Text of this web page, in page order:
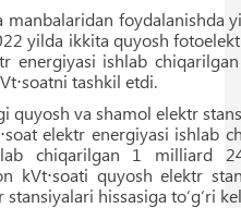
manbalaridan foydalanishda
yilda ikkita quyosh
energiyasi ishlab
tashkil etdi.
quyosh va shamol elektr
elektr energiyasi ishlab
chiqarilgan 1 milliard
kVt⋅soati quyosh elektr
hissasiga to‘g‘ri